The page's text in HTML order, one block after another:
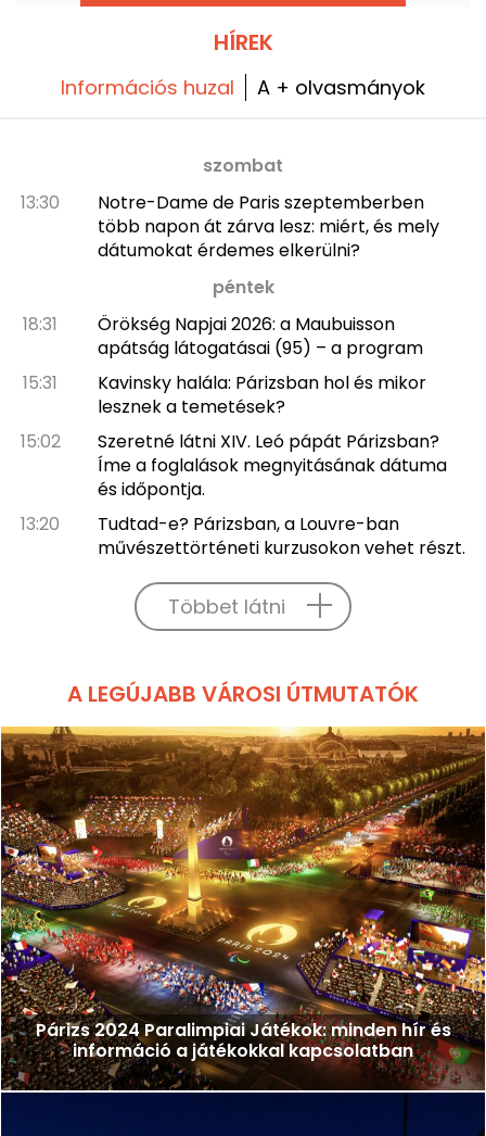
HÍREK
Információs huzal A + olvasmányok
szombat
13:30
Notre-Dame de Paris szeptemberben
több napon át zárva lesz: miért, és mely
dátumokat érdemes elkerülni?
péntek
18:31
Örökség Napjai 2026: a Maubuisson
apátság látogatásai (95) – a program
15:31
Kavinsky halála: Párizsban hol és mikor
lesznek a temetések?
15:02
Szeretné látni XIV. Leó pápát Párizsban?
Íme a foglalások megnyitásának dátuma
és időpontja.
13:20
Tudtad-e? Párizsban, a Louvre-ban
művészettörténeti kurzusokon vehet részt.
Többet látni
A LEGÚJABB VÁROSI ÚTMUTATÓK
Párizs 2024 Paralimpiai Játékok: minden hír és
információ a játékokkal kapcsolatban